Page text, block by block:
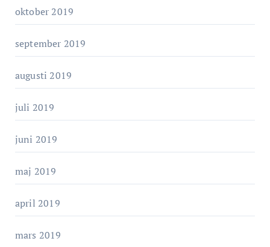
oktober 2019
september 2019
augusti 2019
juli 2019
juni 2019
maj 2019
april 2019
mars 2019